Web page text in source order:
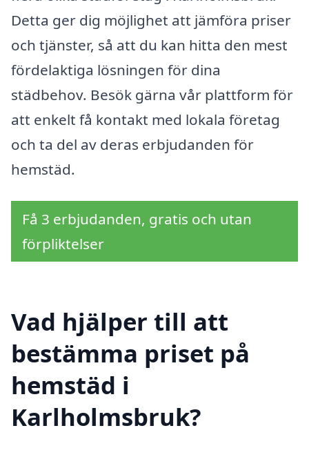
Detta ger dig möjlighet att jämföra priser
och tjänster, så att du kan hitta den mest
fördelaktiga lösningen för dina
städbehov. Besök gärna vår plattform för
att enkelt få kontakt med lokala företag
och ta del av deras erbjudanden för
hemstäd.
Få 3 erbjudanden, gratis och utan
förpliktelser
Vad hjälper till att
bestämma priset på
hemstäd i
Karlholmsbruk?